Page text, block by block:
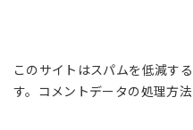
このサイトはスパムを低減す
す。 コメントデータの処理方